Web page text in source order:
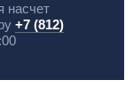
насчет
+7 (812)